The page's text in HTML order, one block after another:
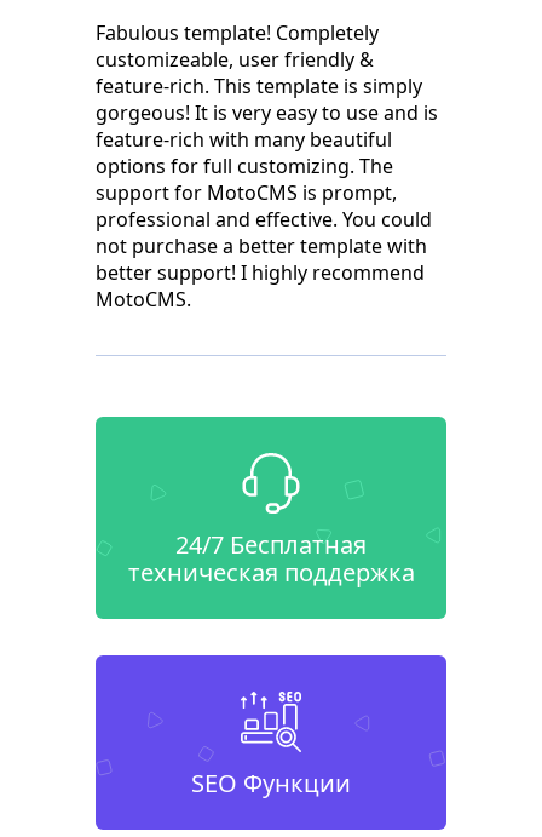
Fabulous template! Completely
customizeable, user friendly &
feature-rich. This template is simply
gorgeous! It is very easy to use and is
feature-rich with many beautiful
options for full customizing. The
support for MotoCMS is prompt,
professional and effective. You could
not purchase a better template with
better support! I highly recommend
MotoCMS.
24/7 Бесплатная
техническая поддержка
SEO Функции